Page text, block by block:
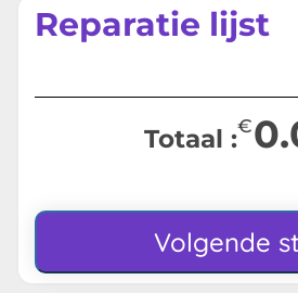
Reparatie lijst
Totaal :€
Volgende